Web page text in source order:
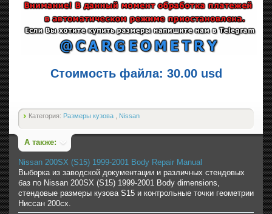
Стоимость файла: 30.00 usd
Категория: Размеры кузова Nissan
А также:
Nissan 200SX (S15) 1999-2001 Body Repair Manual
Выборка из заводской документации и различных стендовых
баз по Nissan 200SX (S15) 1999-2001 Body dimensions,
стендовые размеры кузова S15 и контрольные точки геометрии
Ниссан 200сх.